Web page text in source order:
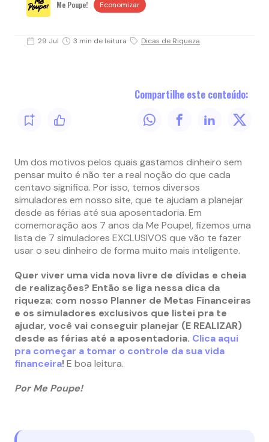
Me Poupe! Economizar
29 Jul 3 min de leitura Dicas de Riqueza
Compartilhe este conteúdo:
Um dos motivos pelos quais gastamos dinheiro sem
pensar muito é não ter a real noção do que cada
centavo significa. Por isso, temos diversos
simuladores em nosso site, que te ajudam a planejar
desde as férias até sua aposentadoria. Em
comemoração aos 7 anos da Me Poupe!, fizemos uma
lista de 7 simuladores EXCLUSIVOS que vão te fazer
usar o seu dinheiro de forma muito mais inteligente.
Quer viver uma vida nova livre de dívidas e cheia
de realizações? Então se liga nessa dica da
riqueza: com nosso Planner de Metas Financeiras
e os simuladores exclusivos que listei pra te
ajudar, você vai conseguir planejar (E REALIZAR)
desde as férias até a aposentadoria. Clica aqui
pra começar a tomar o controle da sua vida
financeira!E boa leitura.
Por Me Poupe!